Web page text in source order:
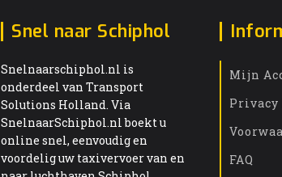
Snel naar Schiphol
Snelnaarschiphol.nl is
onderdeel van Transport
Solutions Holland. Via
SnelnaarSchiphol.nl boekt u
online snel, eenvoudig en
voordelig uw taxivervoer van en
Mijn
FAQ